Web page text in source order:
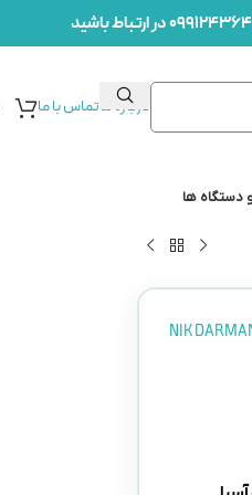
درباره ماتماس با ما
دستگاه ها
NIK